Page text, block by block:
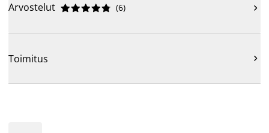
Arvostelut 




 (6) 
Toimitus 